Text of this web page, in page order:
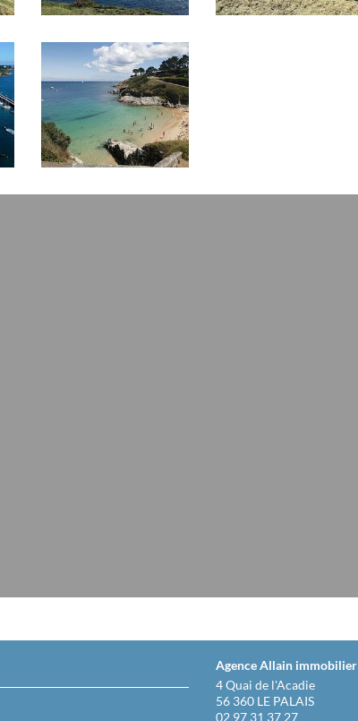
Agence Allain immobilier
4 Quai de l'Acadie
56 360 LE PALAIS
02 97 31 37 27